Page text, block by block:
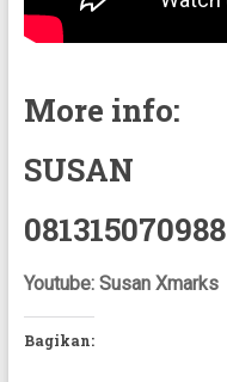
More info:
SUSAN
081315070988
Youtube: Susan Xmarks
Bagikan: